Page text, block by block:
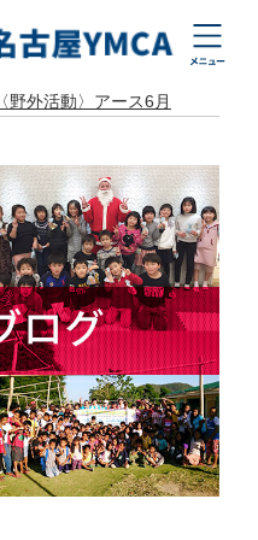
〈野外活動〉アース6月